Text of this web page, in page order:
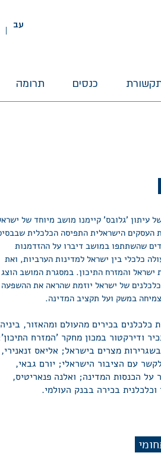
עב |
תרומה כנסים
עיתון 'גלובס' קיימנו מושב מיוחד של
העסקים הישראלית התפיסה הכלכלית
שהשתתפו במושב דיברו על ההזדמנות
כלכלי בין ישראל למדינות הערביות, ואת
ישראל והמזרח התיכון. במסגרת המושב הוצג
של ישראל יוזמת שהראה את ההשפעה
במשק ועל תקציב המדינה.
כלכלנים בכירים מהעולם ומהאזור,
ודירקטור במכון מחקר 'המזרח
מצרים בישראל; אליאס זנאנירי,
עם הציבור הישראלי; יורם גבאי,
הכנסות המדינה; ואלנה פנאריטיס,
בכירה בבנק העולמי.